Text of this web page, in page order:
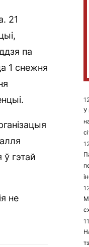
21
па
1 снежня
гэтай
не
У